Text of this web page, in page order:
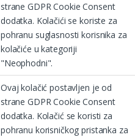
strane GDPR Cookie Consent
dodatka. Kolačići se koriste za
pohranu suglasnosti korisnika za
kolačiće u kategoriji
"Neophodni".
Ovaj kolačić postavljen je od
strane GDPR Cookie Consent
dodatka. Kolačić se koristi za
pohranu korisničkog pristanka za